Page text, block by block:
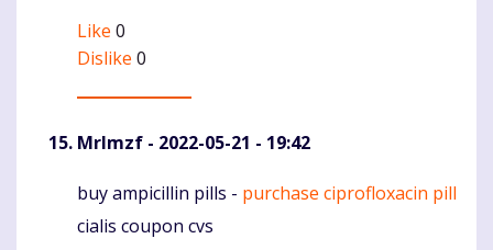
Like 0
Dislike 0
Mrlmzf - 2022-05-21 - 19:42
Komentaras
buy ampicillin pills - purchase ciprofloxacin pill
cialis coupon cvs